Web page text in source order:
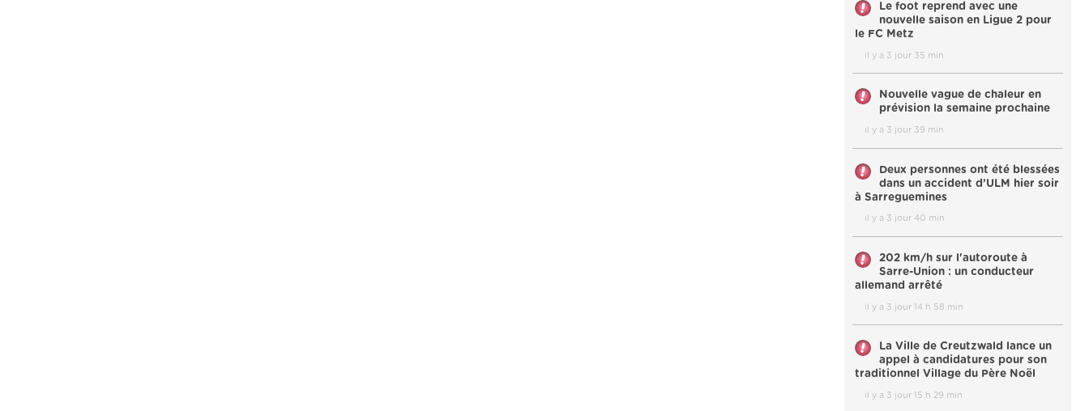
Le foot reprend avec une
nouvelle saison en Ligue 2 pour
le FC Metz
il y a 3 jour 35 min
Nouvelle vague de chaleur en
prévision la semaine prochaine
il y a 3 jour 39 min
Deux personnes ont été blessées
dans un accident d’ULM hier soir
à Sarreguemines
il y a 3 jour 40 min
202 km/h sur l'autoroute à
Sarre-Union : un conducteur
allemand arrêté
il y a 3 jour 14 h 58 min
La Ville de Creutzwald lance un
appel à candidatures pour son
traditionnel Village du Père Noël
il y a 3 jour 15 h 29 min